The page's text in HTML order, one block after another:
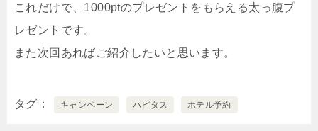
これだけで、1000ptのプレゼントをもらえる太っ腹プ
レゼントです。
また次回あればご紹介したいと思います。
タグ キャンペーン ハピタス ホテル予約